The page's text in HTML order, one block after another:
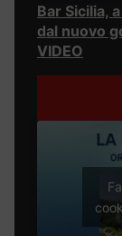
Bar Sicilia,
dal nuovo
VIDEO